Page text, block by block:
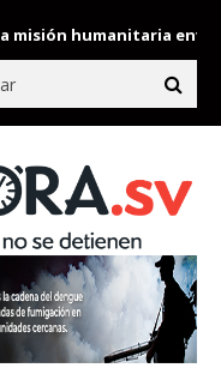
humanitaria enviada a